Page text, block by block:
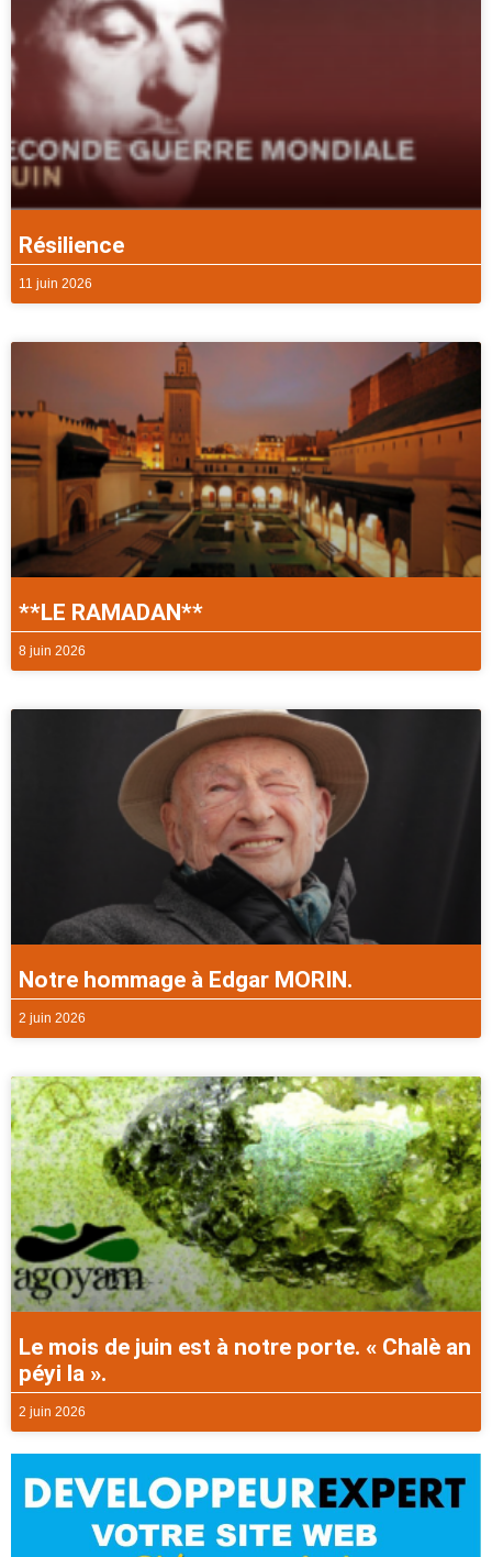
Résilience
11 juin 2026
**LE RAMADAN**
8 juin 2026
Notre hommage à Edgar MORIN.
2 juin 2026
Le mois de juin est à notre porte. « Chalè an
péyi la ».
2 juin 2026